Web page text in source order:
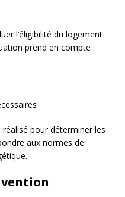
l’éligibilité du logement
prend en compte :
pour déterminer les
aux normes de